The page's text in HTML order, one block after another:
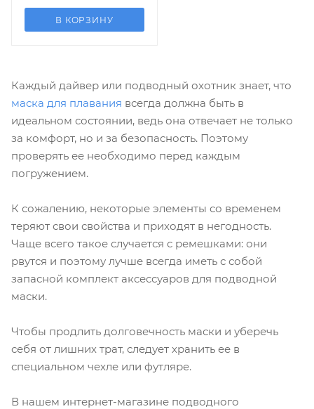
В КОРЗИНУ
Каждый дайвер или подводный охотник знает, что
маска для плавания всегда должна быть в
идеальном состоянии, ведь она отвечает не только
за комфорт, но и за безопасность. Поэтому
проверять ее необходимо перед каждым
погружением.
К сожалению, некоторые элементы со временем
теряют свои свойства и приходят в негодность.
Чаще всего такое случается с ремешками: они
рвутся и поэтому лучше всегда иметь с собой
запасной комплект аксессуаров для подводной
маски.
Чтобы продлить долговечность маски и уберечь
себя от лишних трат, следует хранить ее в
специальном чехле или футляре.
В нашем интернет-магазине подводного